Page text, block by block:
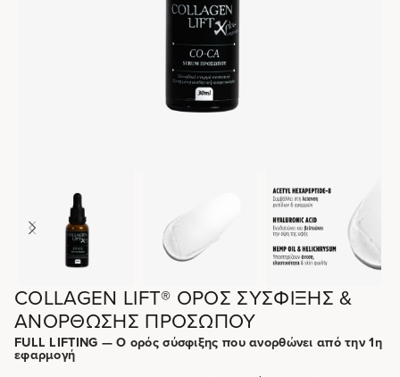
COLLAGEN LIFT® ΟΡΌΣ ΣΎΣΦΙΞΗΣ &
ΑΝΌΡΘΩΣΗΣ ΠΡΟΣΏΠΟΥ
FULL LIFTING — Ο ορός σύσφιξης που ανορθώνει από την 1η
εφαρμογή